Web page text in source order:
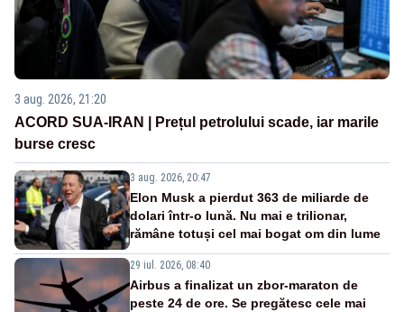
3 aug. 2026, 21:20
ACORD SUA-IRAN | Prețul petrolului scade, iar marile
burse cresc
3 aug. 2026, 20:47
Elon Musk a pierdut 363 de miliarde de
dolari într-o lună. Nu mai e trilionar,
rămâne totuși cel mai bogat om din lume
29 iul. 2026, 08:40
Airbus a finalizat un zbor-maraton de
peste 24 de ore. Se pregătesc cele mai